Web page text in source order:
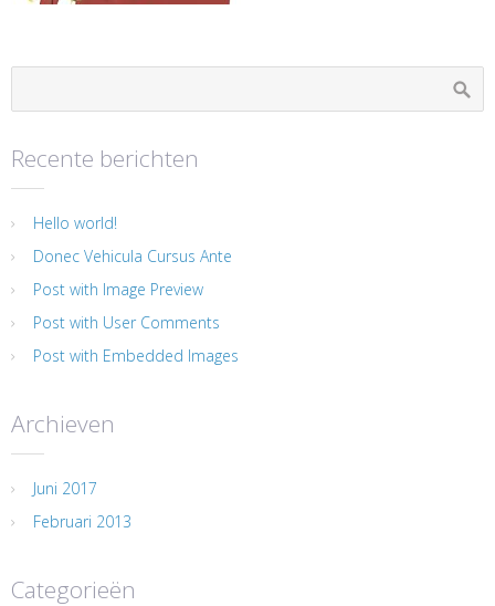
Recente berichten
Hello world!
Donec Vehicula Cursus Ante
Post with Image Preview
Post with User Comments
Post with Embedded Images
Archieven
Juni 2017
Februari 2013
Categorieën